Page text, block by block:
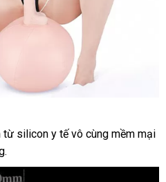
silicon y tế vô cùng mềm mại